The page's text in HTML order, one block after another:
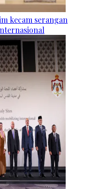
kecam serangan